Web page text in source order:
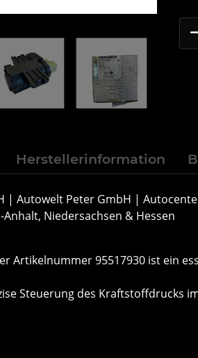
Herstellerinformation
| Autowelt Peter GmbH |
Niedersachsen & Hessen
Artikelnummer 95517930 ist ein
Steuerung des Kraftstoffdrucks